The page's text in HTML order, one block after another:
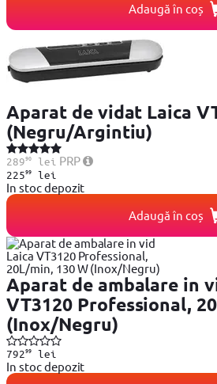
Adaugă în coș
Aparat de vidat Laica
(Negru/Argintiu)
28990lei PRP
22599lei
In stoc depozit
Adaugă în coș
Aparat de ambalare in
VT3120 Professional,
(Inox/Negru)
79299lei
In stoc depozit